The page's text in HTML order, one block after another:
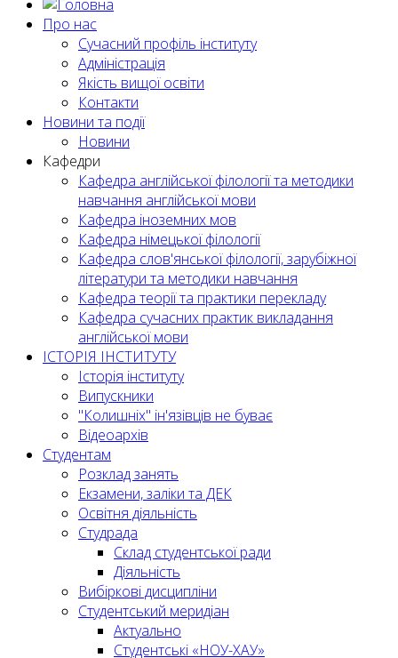
Про нас
Сучасний профіль інституту
Адміністрація
Якість вищої освіти
Контакти
Новини та події
Новини
Кафедри
Кафедра англійської філології та методики
навчання англійської мови
Кафедра іноземних мов
Кафедра німецької філології
Кафедра слов'янської філології, зарубіжної
літератури та методики навчання
Кафедра теорії та практики перекладу
Кафедра сучасних практик викладання
англійської мови
ІСТОРІЯ ІНСТИТУТУ
Історія інституту
Випускники
"Колишніх" ін'язівців не буває
Відеоархів
Студентам
Розклад занять
Екзамени, заліки та ДЕК
Освітня діяльність
Студрада
Склад студентської ради
Діяльність
Вибіркові дисципліни
Студентський меридіан
Актуально
Студентські «НОУ-ХАУ»